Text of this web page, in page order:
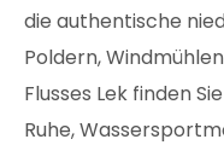
die authentische
Poldern,
Flusses Lek finden
Ruhe,